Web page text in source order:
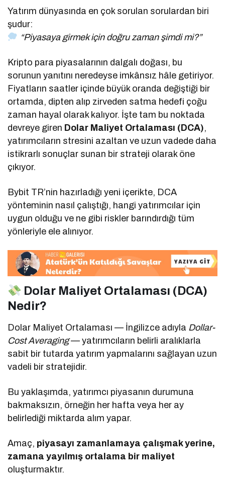
Yatırım dünyasında en çok sorulan sorulardan biri
şudur:
“Piyasaya girmek için doğru zaman şimdi mi?”
Kripto para piyasalarının dalgalı doğası, bu
sorunun yanıtını neredeyse imkânsız hâle getiriyor.
Fiyatların saatler içinde büyük oranda değiştiği bir
ortamda, dipten alıp zirveden satma hedefi çoğu
zaman hayal olarak kalıyor. İşte tam bu noktada
devreye giren Dolar Maliyet Ortalaması (DCA),
yatırımcıların stresini azaltan ve uzun vadede daha
istikrarlı sonuçlar sunan bir strateji olarak öne
çıkıyor.
Bybit TR’nin hazırladığı yeni içerikte, DCA
yönteminin nasıl çalıştığı, hangi yatırımcılar için
uygun olduğu ve ne gibi riskler barındırdığı tüm
yönleriyle ele alınıyor.
Dolar Maliyet Ortalaması (DCA)
Nedir?
Dolar Maliyet Ortalaması — İngilizce adıyla Dollar-
Cost Averaging— yatırımcıların belirli aralıklarla
sabit bir tutarda yatırım yapmalarını sağlayan uzun
vadeli bir stratejidir.
Bu yaklaşımda, yatırımcı piyasanın durumuna
bakmaksızın, örneğin her hafta veya her ay
belirlediği miktarda alım yapar.
Amaç, piyasayı zamanlamaya çalışmak yerine,
zamana yayılmış ortalama bir maliyet
oluşturmaktır.